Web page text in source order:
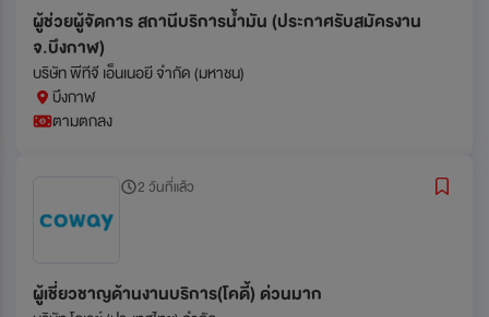
ผู้ช่วยผู้จัดการ สถานีบริการน้ำมัน (ประกาศรับสมัครงาน
จ.บึงกาฬ)
บริษัท พีทีจี เอ็นเนอยี จำกัด (มหาชน)
บึงกาฬ
ตามตกลง
2 วันที่แล้ว
ผู้เชี่ยวชาญด้านงานบริการ(โคดี้) ด่วนมาก